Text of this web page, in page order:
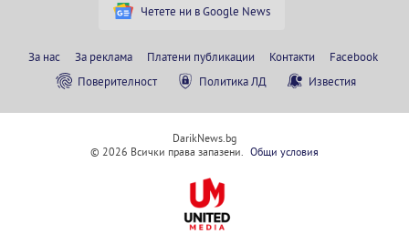
Четете ни в Google News
За нас За реклама Платени публикации Контакти
Facebook
Поверителност
Политика ЛД Известия
DarikNews.bg
© 2026 Всички права запазени. Общи условия